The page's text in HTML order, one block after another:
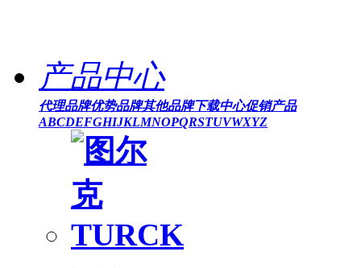
产品中心
代理品牌优势品牌其他品牌下载中心促销产品
ABCDEFGHIJKLMNOPQRSTUVWXYZ